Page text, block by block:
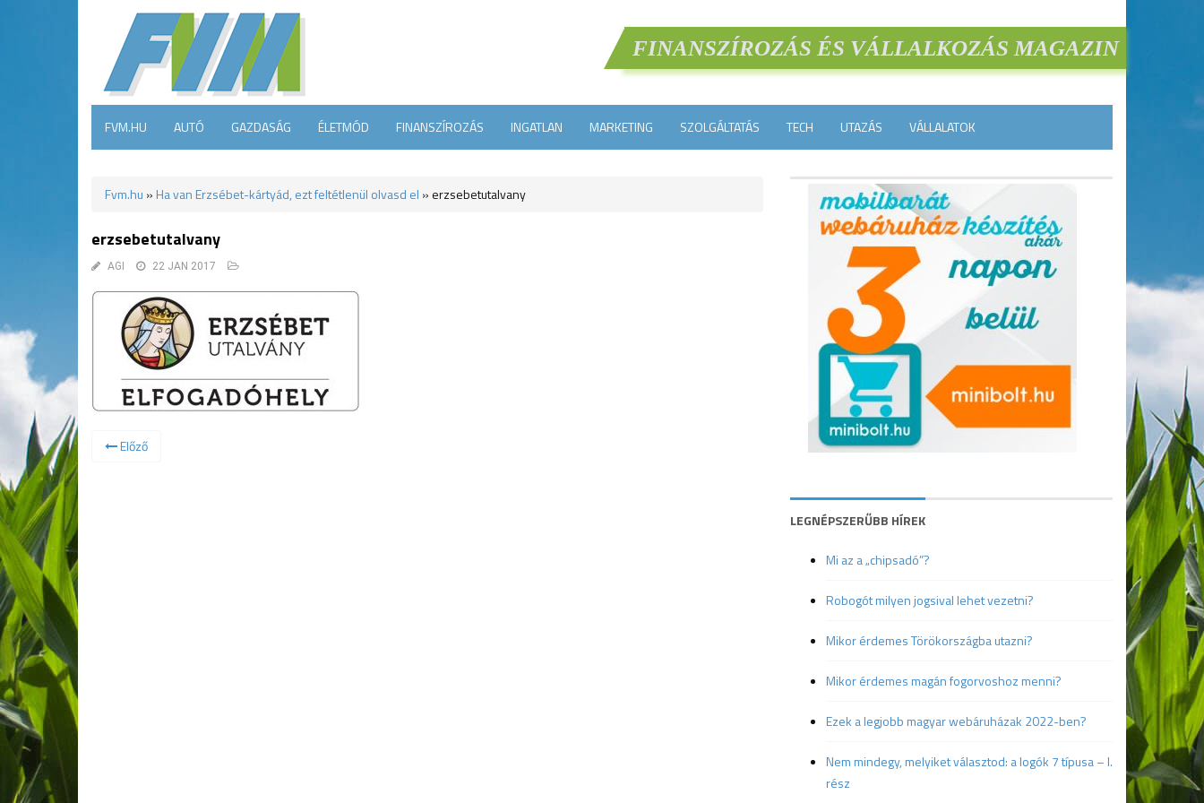
FINANSZÍROZÁS ÉS VÁLLALKOZÁS MAGAZIN
FVM.HU AUTÓ GAZDASÁG ÉLETMÓD FINANSZÍROZÁS INGATLAN MARKETING SZOLGÁLTATÁS TECH UTAZÁS VÁLLALATOK
Fvm.hu » Ha van Erzsébet-kártyád, ezt feltétlenül olvasd el » erzsebetutalvany
erzsebetutalvany
AGI 22 JAN 2017
Előző
LEGNÉPSZERŰBB HÍREK
Mi az a „chipsadó”?
Robogót milyen jogsival lehet vezetni?
Mikor érdemes Törökországba utazni?
Mikor érdemes magán fogorvoshoz menni?
Ezek a legjobb magyar webáruházak 2022-ben?
Nem mindegy, melyiket választod: a logók 7 típusa – I.
rész